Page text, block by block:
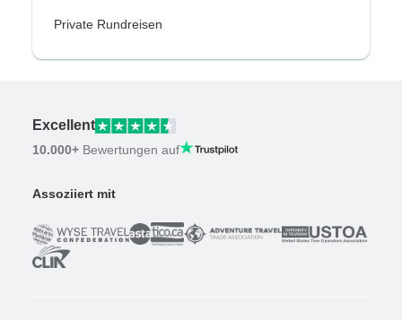
Private Rundreisen
Excellent
10.000+ Bewertungen auf
Assoziiert mit